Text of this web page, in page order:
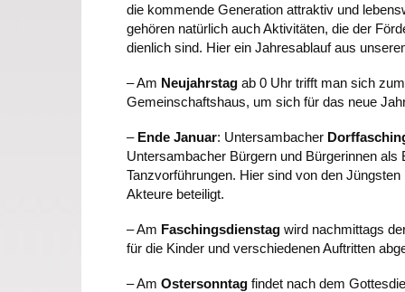
die kommende Generation attraktiv und
gehören natürlich auch Aktivitäten, die der
dienlich sind. Hier ein Jahresablauf aus
– Am Neujahrstag ab 0 Uhr trifft man sich
Gemeinschaftshaus, um sich für das neue
– Ende Januar: Untersambacher
Untersambacher Bürgern und Bürgerinnen als
Tanzvorführungen. Hier sind von den
Akteure beteiligt.
– Am Faschingsdienstag wird nachmittags
für die Kinder und verschiedenen Auftritten
– Am Ostersonntag findet nach dem